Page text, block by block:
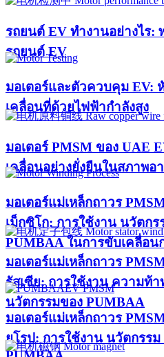
รถยนต์ EV ทำงานอย่างไร:
รถยนต์ EV
มอเตอร์และตัวควบคุม EV:
เคลื่อนที่ด้วยไฟฟ้ากำลังสูง
มอเตอร์ PMSM ของ UAE
เคลื่อนอย่างยั่งยืนในสภาพอ
มอเตอร์แม่เหล็กถาวร
เม็กซิโก: การใช้งาน นวัตก
PUMBAA ในการขับเคลื่อน
มอเตอร์แม่เหล็กถาวร
รัสเซีย: การใช้งาน ความท้
นวัตกรรมของ PUMBAA
มอเตอร์แม่เหล็กถาวร
ยุโรป: การใช้งาน นวัตกรร